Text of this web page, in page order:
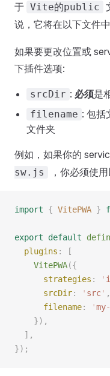
于 Vite的public
说，它将在以下文件
如果要更改位置或
下插件选项:
srcDir : 必须是
filename : 包括
文件夹
例如，如果你的
sw.js
，你必须使
import { VitePWA }
export default
  plugins
: [
    VitePWA
({
      strategies
: '
      srcDir
: ' src' ,
      filename
: '
    }),
  ],
});